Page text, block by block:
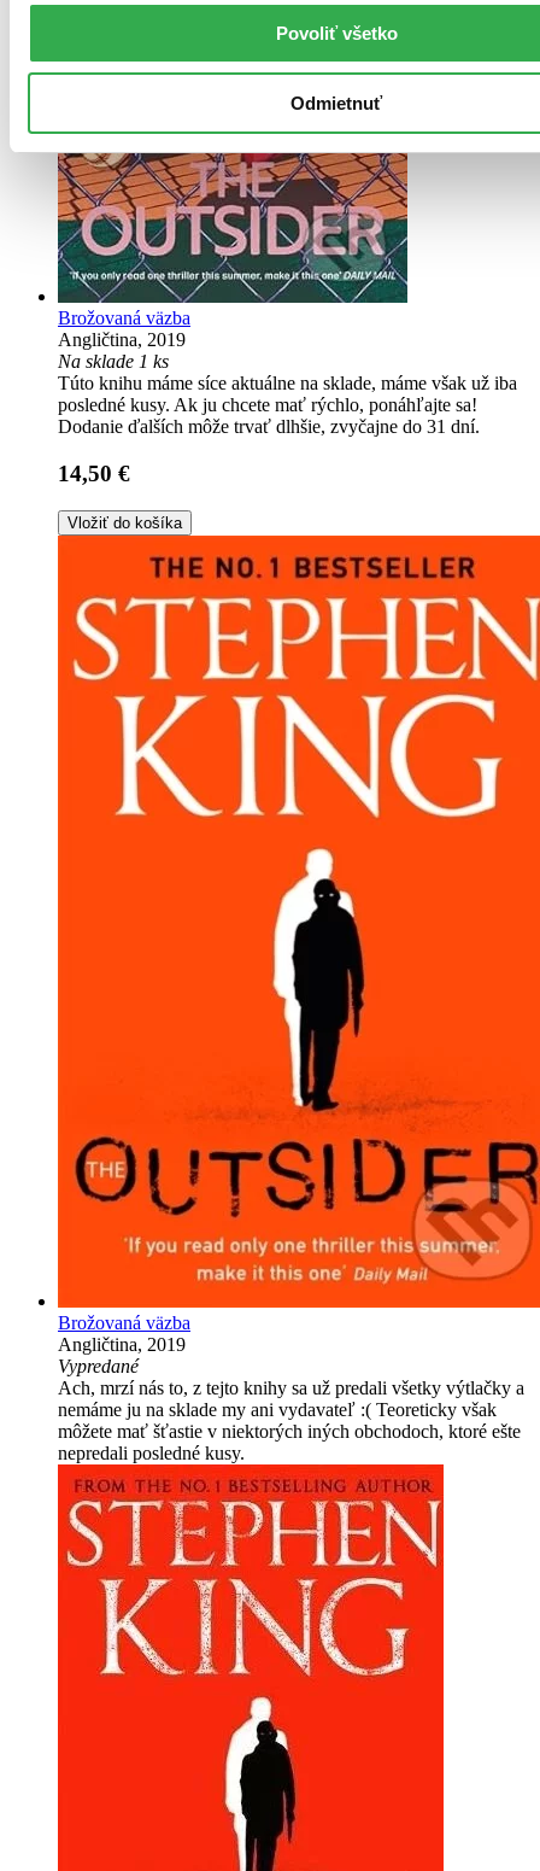
Povoliť všetko
Odmietnuť
Brožovaná väzba
Angličtina, 2019
Na sklade 1 ks
Túto knihu máme síce aktuálne na sklade, máme však už iba
posledné kusy. Ak ju chcete mať rýchlo, ponáhľajte sa!
Dodanie ďalších môže trvať dlhšie, zvyčajne do 31 dní.
14,50 €
Vložiť do košíka
Brožovaná väzba
Angličtina, 2019
Vypredané
Ach, mrzí nás to, z tejto knihy sa už predali všetky výtlačky a
nemáme ju na sklade my ani vydavateľ :( Teoreticky však
môžete mať šťastie v niektorých iných obchodoch, ktoré ešte
nepredali posledné kusy.